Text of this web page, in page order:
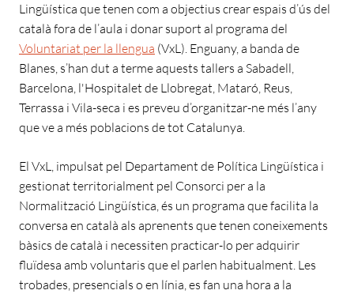
Lingüística que tenen com a objectius crear espais d’ús del
català fora de l’aula i donar suport al programa del
Voluntariat per la llengua (VxL). Enguany, a banda de
Blanes, s’han dut a terme aquests tallers a Sabadell,
Barcelona, l'Hospitalet de Llobregat, Mataró, Reus,
Terrassa i Vila-seca i es preveu d’organitzar-ne més l’any
que ve a més poblacions de tot Catalunya.
El VxL, impulsat pel Departament de Política Lingüística i
gestionat territorialment pel Consorci per a la
Normalització Lingüística, és un programa que facilita la
conversa en català als aprenents que tenen coneixements
bàsics de català i necessiten practicar-lo per adquirir
fluïdesa amb voluntaris que el parlen habitualment. Les
trobades, presencials o en línia, es fan una hora a la